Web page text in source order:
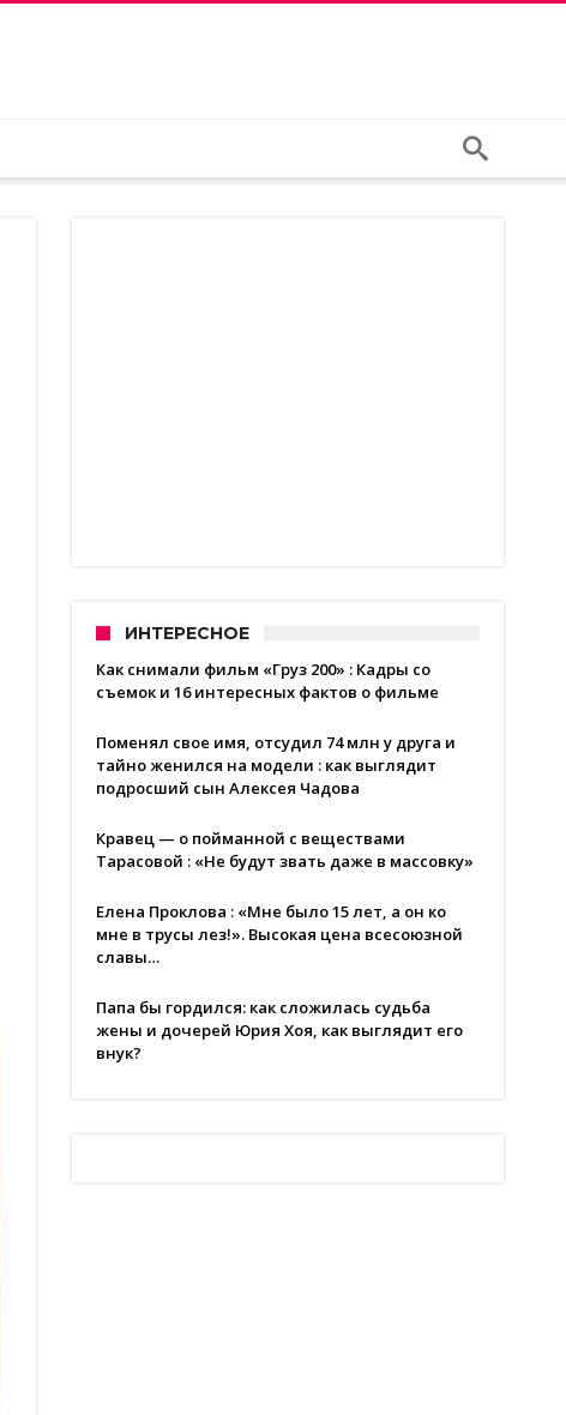
ИНТЕРЕСНОЕ
Как снимали фильм «Груз 200» : Кадры со
съемок и 16 интересных фактов о фильме
Поменял свое имя, отсудил 74 млн у друга и
тайно женился на модели : как выглядит
подросший сын Алексея Чадова
Кравец — о пойманной с веществами
Тарасовой : «Не будут звать даже в массовку»
Елена Проклова : «Мне было 15 лет, а он ко
мне в трусы лез!». Высокая цена всесоюзной
славы…
Папа бы гордился: как сложилась судьба
жены и дочерей Юрия Хоя, как выглядит его
внук?